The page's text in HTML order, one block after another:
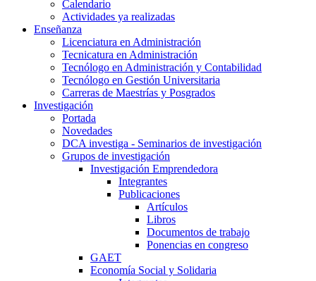
Calendario
Actividades ya realizadas
Enseñanza
Licenciatura en Administración
Tecnicatura en Administración
Tecnólogo en Administración y Contabilidad
Tecnólogo en Gestión Universitaria
Carreras de Maestrías y Posgrados
Investigación
Portada
Novedades
DCA investiga - Seminarios de investigación
Grupos de investigación
Investigación Emprendedora
Integrantes
Publicaciones
Artículos
Libros
Documentos de trabajo
Ponencias en congreso
GAET
Economía Social y Solidaria